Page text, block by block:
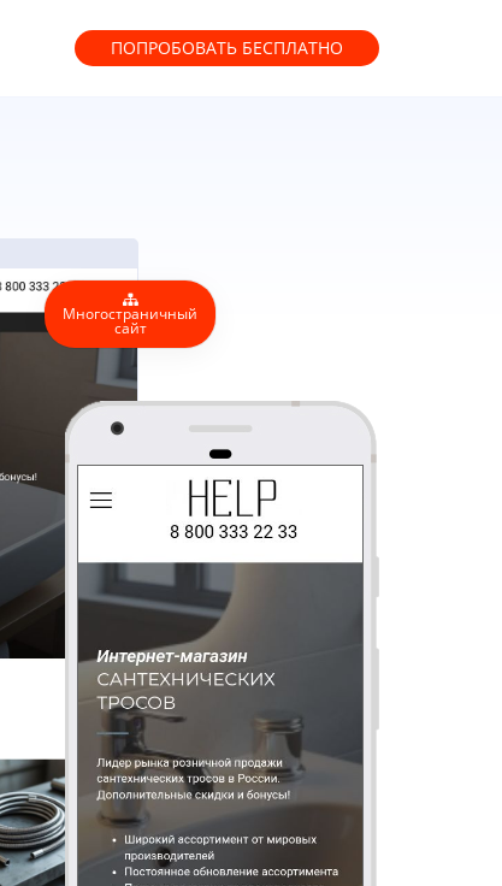
ПОПРОБОВАТЬ БЕСПЛАТНО
Многостраничный
сайт